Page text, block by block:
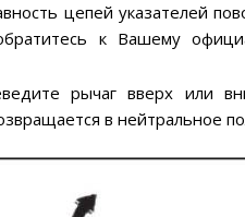
цепей указателей
к Вашему
рычаг вверх или
в нейтральное